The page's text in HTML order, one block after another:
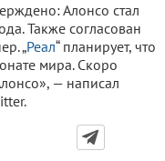
Алонсо стал
Также согласован
„Реал“ планирует, что
мира. Скоро
— написал